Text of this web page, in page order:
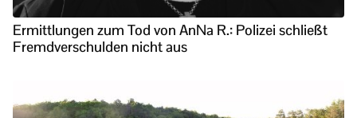
Ermittlungen zum Tod von AnNa R.: Polizei schließt
Fremdverschulden nicht aus